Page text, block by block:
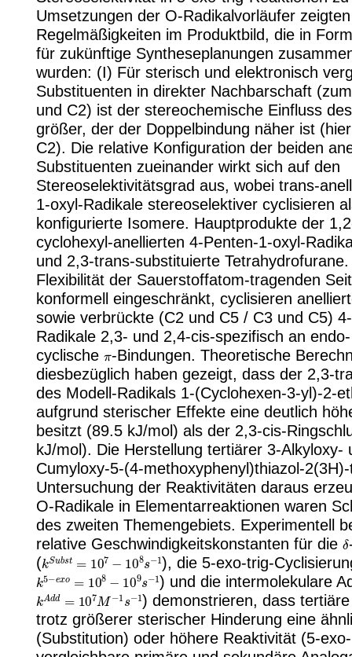
Umsetzungen der O-Radikalvorläufer zeigten
Regelmäßigkeiten im Produktbild, die in
für zukünftige Syntheseplanungen
wurden: (I) Für sterisch und elektronisch
Substituenten in direkter Nachbarschaft
und C2) ist der stereochemische Einfluss
größer, der der Doppelbindung näher ist
C2). Die relative Konfiguration der beiden
Substituenten zueinander wirkt sich auf den
Stereoselektivitätsgrad aus, wobei trans-
1-oxyl-Radikale stereoselektiver cyclisieren
konfigurierte Isomere. Hauptprodukte der
cyclohexyl-anellierten 4-Penten-1-oxyl-
und 2,3-trans-substituierte
Flexibilität der Sauerstoffatom-tragenden
konformell eingeschränkt, cyclisieren
sowie verbrückte (C2 und C5 / C3 und C5)
Radikale 2,3- und 2,4-cis-spezifisch an
cyclische
π-Bindungen. Theoretische
diesbezüglich haben gezeigt, dass der 2,3-
des Modell-Radikals 1-(Cyclohexen-3-yl)-2-
aufgrund sterischer Effekte eine deutlich
besitzt (89.5 kJ/mol) als der 2,3-cis-
kJ/mol). Die Herstellung tertiärer 3-Alkyloxy-
Cumyloxy-5-(4-methoxyphenyl)thiazol-
Untersuchung der Reaktivitäten daraus
O-Radikale in Elementarreaktionen waren
des zweiten Themengebiets. Experimentell
relative Geschwindigkeitskonstanten für die δ
(k Subs 107 108s −1), die 5-exo-trig-
k5−ex 108 10 9s −1) und die intermolekulare
k Add 107M −1s −1) demonstrieren, dass
trotz größerer sterischer Hinderung eine
(Substitution) oder höhere Reaktivität (5-